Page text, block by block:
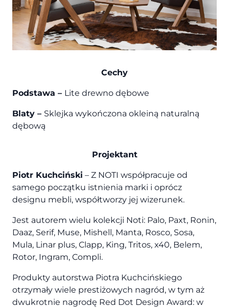
Cechy
Podstawa – Lite drewno dębowe
Blaty – Sklejka wykończona okleiną naturalną
dębową
Projektant
Piotr Kuchciński – Z NOTI współpracuje od
samego początku istnienia marki i oprócz
designu mebli, współtworzy jej wizerunek.
Jest autorem wielu kolekcji Noti: Palo, Paxt, Ronin,
Daaz, Serif, Muse, Mishell, Manta, Rosco, Sosa,
Mula, Linar plus, Clapp, King, Tritos, x40, Belem,
Rotor, Ingram, Compli.
Produkty autorstwa Piotra Kuchcińskiego
otrzymały wiele prestiżowych nagród, w tym aż
dwukrotnie nagrodę Red Dot Design Award: w